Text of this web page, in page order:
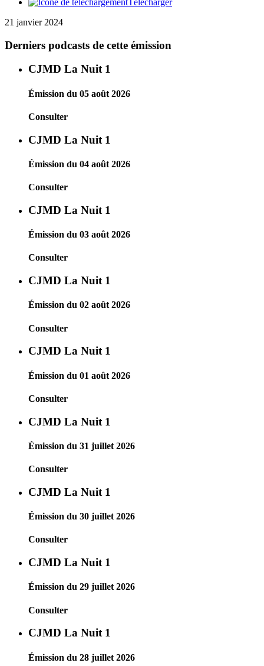
21 janvier 2024
Derniers podcasts de cette émission
CJMD La Nuit 1
Émission du 05 août 2026
Consulter
CJMD La Nuit 1
Émission du 04 août 2026
Consulter
CJMD La Nuit 1
Émission du 03 août 2026
Consulter
CJMD La Nuit 1
Émission du 02 août 2026
Consulter
CJMD La Nuit 1
Émission du 01 août 2026
Consulter
CJMD La Nuit 1
Émission du 31 juillet 2026
Consulter
CJMD La Nuit 1
Émission du 30 juillet 2026
Consulter
CJMD La Nuit 1
Émission du 29 juillet 2026
Consulter
CJMD La Nuit 1
Émission du 28 juillet 2026